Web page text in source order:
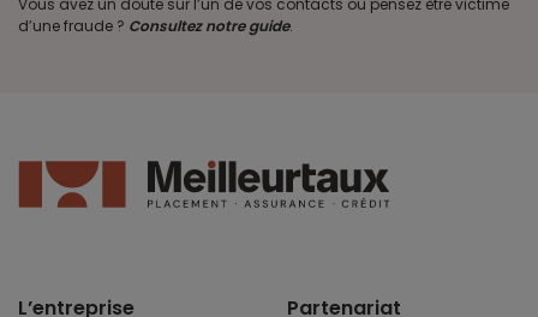
Vous avez un doute sur l’un de vos contacts ou pensez être victime
d’une fraude ? Consultez notre guide.
L’entreprise Partenariat